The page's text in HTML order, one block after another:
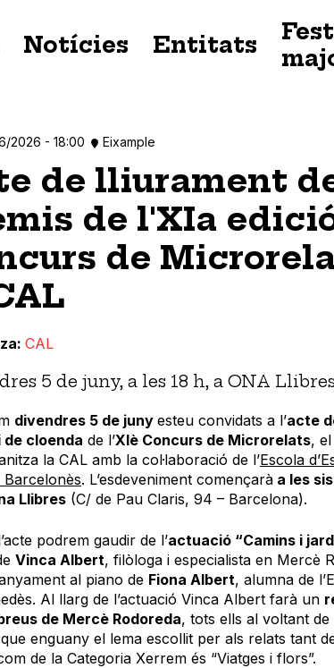
Notícies Entitats
2026 - 18:00 Eixample
de lliurament
de l'XIa
de
CAL
5 de juny, a les 18 h, a ONA Llibres
divendres 5 de juny esteu convidats a l’acte
de cloenda de l’XIè Concurs de Microrelats,
la CAL amb la col·laboració de l’Escola
Barcelonès. L’esdeveniment començarà a les
Llibres (C/ de Pau Claris, 94 – Barcelona).
podrem gaudir de l’actuació “Camins i
Vinca Albert, filòloga i especialista en Mercè
al piano de Fiona Albert, alumna de
Al llarg de l’actuació Vinca Albert farà un
de Mercè Rodoreda, tots ells al voltant de
enguany el lema escollit per als relats tant
de la Categoria Xerrem és “Viatges i flors”.